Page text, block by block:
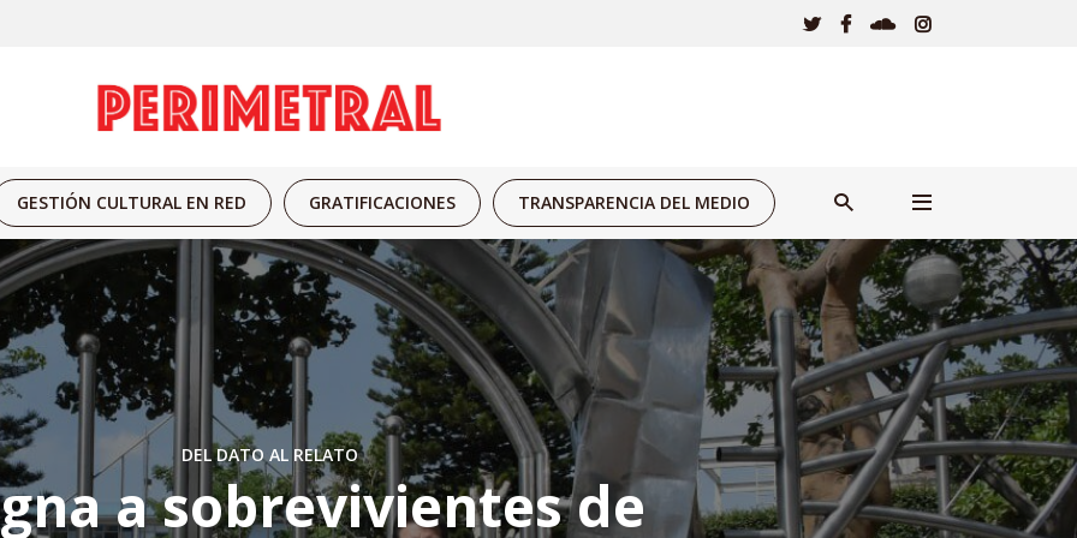
GESTIÓN CULTURAL EN RED GRATIFICACIONES TRANSPARENCIA DEL MEDIO
DEL DATO AL RELATO
a sobrevivientes de